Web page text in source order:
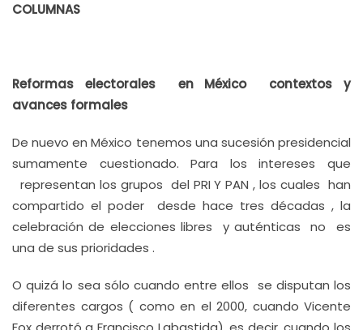
COLUMNAS
Reformas electorales en México contextos y
avances formales
De nuevo en México tenemos una sucesión presidencial
sumamente cuestionado. Para los intereses que
representan los grupos del PRI Y PAN , los cuales han
compartido el poder desde hace tres décadas , la
celebración de elecciones libres y auténticas no es
una de sus prioridades .
O quizá lo sea sólo cuando entre ellos se disputan los
diferentes cargos ( como en el 2000, cuando Vicente